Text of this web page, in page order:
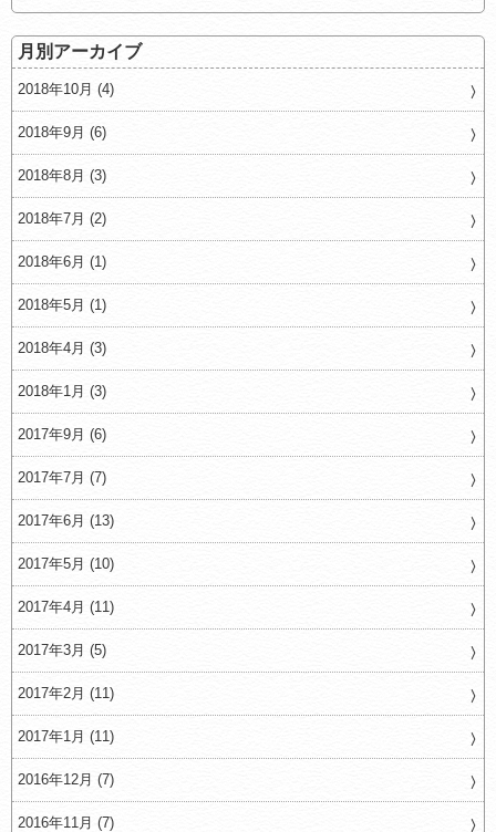
月別アーカイブ
2018年10月 (4)
2018年9月 (6)
2018年8月 (3)
2018年7月 (2)
2018年6月 (1)
2018年5月 (1)
2018年4月 (3)
2018年1月 (3)
2017年9月 (6)
2017年7月 (7)
2017年6月 (13)
2017年5月 (10)
2017年4月 (11)
2017年3月 (5)
2017年2月 (11)
2017年1月 (11)
2016年12月 (7)
2016年11月 (7)